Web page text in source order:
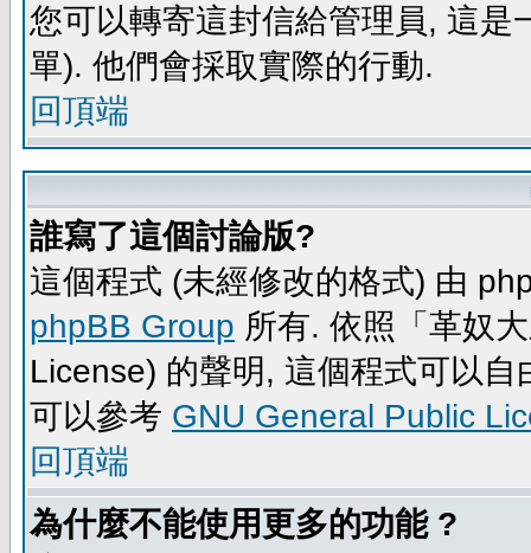
您可以轉寄這封信給管理員, 這
單). 他們會採取實際的行動.
回頂端
誰寫了這個討論版?
這個程式 (未經修改的格式) 由
phpBB Group 所有. 依照「革奴
License) 的聲明, 這個程式可以
可以參考 GNU General Public
回頂端
為什麼不能使用更多的功能 ?